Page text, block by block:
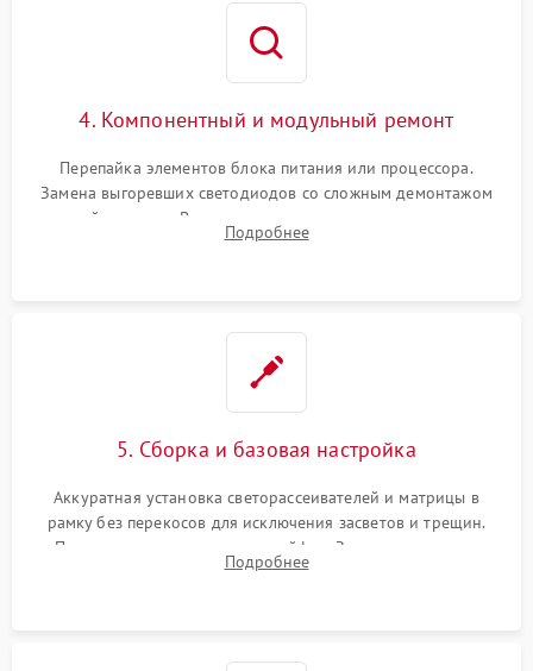
4. Компонентный и модульный ремонт
Перепайка элементов блока питания или процессора.
Замена выгоревших светодиодов со сложным демонтажом
хрупкой матрицы. Восстановление поврежденных дорожек,
прошивка микросхем памяти EEPROM
Подробнее
5. Сборка и базовая настройка
Аккуратная установка светорассеивателей и матрицы в
рамку без перекосов для исключения засветов и трещин.
Подключение внутренних шлейфов. Закрытие корпуса.
Сброс настроек и обновление программного обеспечения.
Подробнее